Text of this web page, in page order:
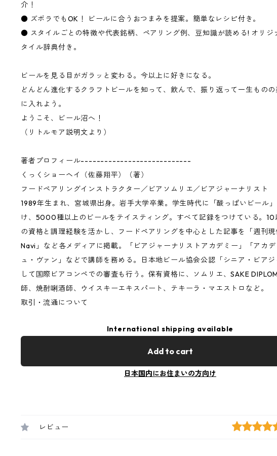
介！
● ズボラでもOK！ ビールに合うおつまみを提案。簡単なレシピ付き。
● スタイルごとの特徴や代表銘柄、ペアリング例、豆知識が読める! オリジ
タイル辞典付き。
ビールを見る目がガラッと変わる。今以上に好きになる。
どんどん進化するクラフトビールを知って、飲んで、振り返って一生もの
に入れよう。
ようこそ、ビール沼へ！
（リトルモア説明文より）
著者プロフィール----------------------------
くっくショーヘイ（佐藤翔平）（著）
フードペアリングインストラクター／ビアソムリエ／ビアジャーナリスト
1989年生まれ、宮城県出身。岩手大学卒業。学生時代に「酸っぱいビール
け、5000種以上のビールをテイスティング。すべて記録をつけている。10
の資格と調理経験を活かし、フードペアリングを中心とした記事を「週刊
Navi」など各メディアに掲載。「ビアジャーナリストアカデミー」「アカ
ュ・ヴァン」などで講師を務める。日本地ビール協会公認「シニア・ビアジ
して国際ビアコンペでの審査も行う。保有資格に、ソムリエ、SAKE
師、焼酎唎酒師、ウイスキーエキスパート、テキーラ・マエストロなど。
取引・流通について
International shipping available
Add to cart
日本国内にお住まいの方向け
レビュー